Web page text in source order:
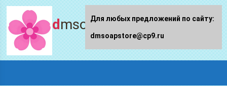
dmsoapstore.ru
Для любых предложений по сайту:
dmsoapstore@cp9.ru